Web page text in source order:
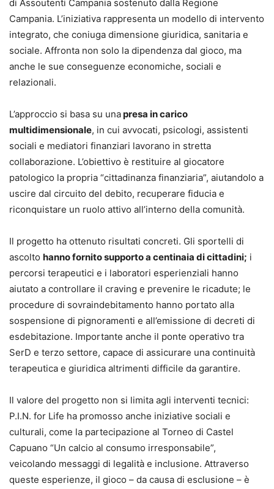
di Assoutenti Campania sostenuto dalla Regione
Campania. L’iniziativa rappresenta un modello di intervento
integrato, che coniuga dimensione giuridica, sanitaria e
sociale. Affronta non solo la dipendenza dal gioco, ma
anche le sue conseguenze economiche, sociali e
relazionali.
L’approccio si basa su unapresa in carico
multidimensionale, in cui avvocati, psicologi, assistenti
sociali e mediatori finanziari lavorano in stretta
collaborazione. L’obiettivo è restituire al giocatore
patologico la propria “cittadinanza finanziaria”, aiutandolo a
uscire dal circuito del debito, recuperare fiducia e
riconquistare un ruolo attivo all’interno della comunità.
Il progetto ha ottenuto risultati concreti. Gli sportelli di
ascolto hanno fornito supporto a centinaia di cittadini; i
percorsi terapeutici e i laboratori esperienziali hanno
aiutato a controllare il craving e prevenire le ricadute; le
procedure di sovraindebitamento hanno portato alla
sospensione di pignoramenti e all’emissione di decreti di
esdebitazione. Importante anche il ponte operativo tra
SerD e terzo settore, capace di assicurare una continuità
terapeutica e giuridica altrimenti difficile da garantire.
Il valore del progetto non si limita agli interventi tecnici:
P.I.N. for Life ha promosso anche iniziative sociali e
culturali, come la partecipazione al Torneo di Castel
Capuano “Un calcio al consumo irresponsabile”,
veicolando messaggi di legalità e inclusione. Attraverso
queste esperienze, il gioco – da causa di esclusione – è